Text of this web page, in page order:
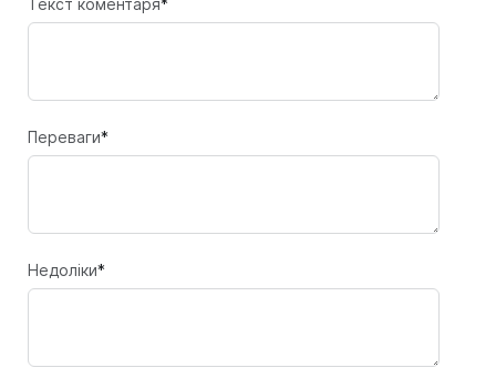
Текст коментаря*
Переваги*
Недоліки*